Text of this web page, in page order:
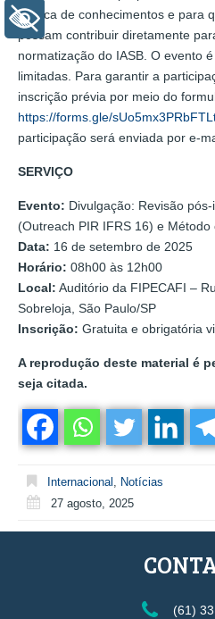
a troca de conhecimentos e para
possam contribuir diretamente
normatização do IASB. O evento
limitadas. Para garantir a
inscrição prévia por meio do
https://forms.gle/
participação será enviada por e-
SERVIÇO
Evento: Divulgação: Revisão
(Outreach PIR IFRS 16) e
Data: 16 de setembro de 2025
Horário: 08h00 às 12h00
Local: Auditório da FIPECAFI –
Sobreloja, São Paulo/SP
Inscrição: Gratuita e obrigatória
A reprodução deste material é
seja citada.
Internacional
Notícias
27 agosto, 2025
(61)
+ Acessibilidade